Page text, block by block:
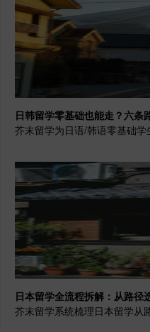
日韩留学零基础也能走？六条
芥末留学为日语/韩语零基础学
日本留学全流程拆解：从路径
芥末留学系统梳理日本留学从